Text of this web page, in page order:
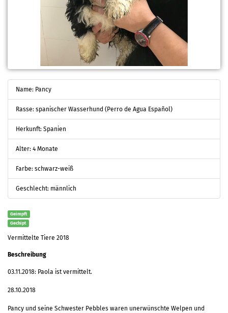
Name: Pancy
Rasse: spanischer Wasserhund (Perro de Agua Español)
Herkunft: Spanien
Alter: 4 Monate
Farbe: schwarz-weiß
Geschlecht: männlich
Geimpft
Gechipt
Vermittelte Tiere 2018
Beschreibung
03.11.2018: Paola ist vermittelt.
28.10.2018
Pancy und seine Schwester Pebbles waren unerwünschte Welpen und